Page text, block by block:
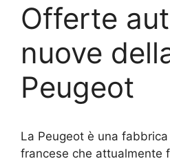
Offerte
nuove
Peugeot
La Peugeot è una
francese che attualmente